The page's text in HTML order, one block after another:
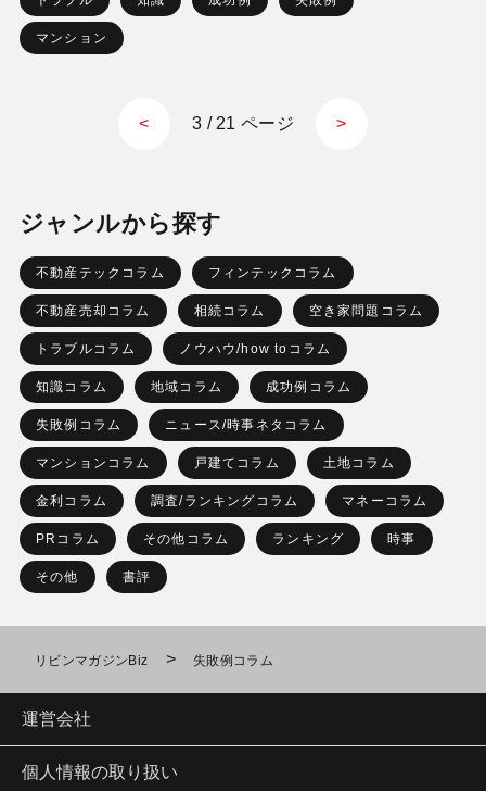
マンション
< 3 / 21 ページ >
ジャンルから探す
不動産テックコラム フィンテックコラム
不動産売却コラム 相続コラム 空き家問題コラム
トラブルコラム ノウハウ/how toコラム
知識コラム 地域コラム 成功例コラム
失敗例コラム ニュース/時事ネタコラム
マンションコラム 戸建てコラム 土地コラム
金利コラム 調査/ランキングコラム マネーコラム
PRコラム その他コラム ランキング 時事
その他 書評
リビンマガジンBiz > 失敗例コラム
運営会社
個人情報の取り扱い